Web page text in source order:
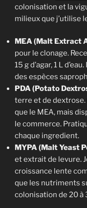
colonisation et la
milieux que j’utilise
MEA (Malt Extract
pour le clonage.
15 g d’agar, 1 L
des espèces
PDA (Potato
terre et de
que le MEA, mais
le commerce.
chaque ingredient.
MYPA (Malt Yeast
et extrait de levure.
croissance lente
que les nutriments
colonisation de 20 à